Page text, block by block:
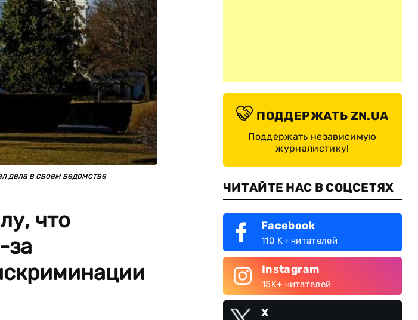
дела в своем ведомстве
что
за
ПОДДЕРЖАТЬ ZN.UA
Поддержать независимую
журналистику!
ЧИТАЙТЕ НАС В СОЦСЕТЯХ
Facebook
110 K+ читателей
Instagram
15K+ читателей
X